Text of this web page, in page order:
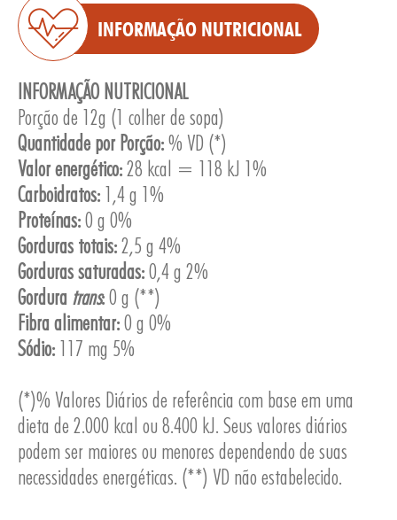
INFORMAÇÃO NUTRICIONAL
INFORMAÇÃO NUTRICIONAL
Porção de 12g (1 colher de sopa)
Quantidade por Porção:% VD (*)
Valor energético:28 kcal = 118 kJ 1%
Carboidratos: 1,4 g 1%
Proteínas:0 g 0%
Gorduras totais:2,5 g 4%
Gorduras saturadas:0,4 g 2%
Gordura trans:0 g (**)
Fibra alimentar:0 g 0%
Sódio: 117 mg 5%
(*)% Valores Diários de referência com base em uma
dieta de 2.000 kcal ou 8.400 kJ. Seus valores diários
podem ser maiores ou menores dependendo de suas
necessidades energéticas. (**) VD não estabelecido.